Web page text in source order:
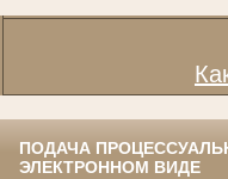
ПОДАЧА
ЭЛЕКТРОННОМ ВИДЕ